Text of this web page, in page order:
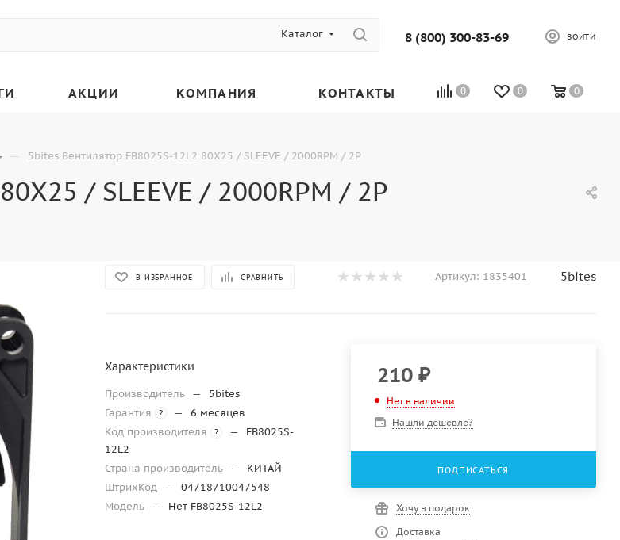
Каталог 8 (800) 300-83-69 ВОЙТИ
0 0 0
АКЦИИ КОМПАНИЯ КОНТАКТЫ
— 5bites Вентилятор FB8025S-12L2 80X25 / SLEEVE / 2000RPM / 2P
/ SLEEVE / 2000RPM / 2P
В ИЗБРАННОЕ СРАВНИТЬ Артикул: 1835401 5bites
Характеристики
Производитель —
5bites
Гарантия
? —
6 месяцев
Код производителя
? —
FB8025S-
12L2
Страна производитель —
КИТАЙ
ШтрихКод —
04718710047548
Модель — Нет FB8025S-12L2
210₽
Нет в наличии
Нашли дешевле?
ПОДПИСАТЬСЯ
Хочу в подарок
Доставка